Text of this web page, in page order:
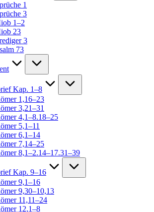
1
3
1–2
23
3
73
Kap. 1–8
1,16–23
3,21–31
4,1–8.18–25
5,1–11
6,1–14
7,14–25
8,1–2.14–17.31–39
Kap. 9–16
9,1–16
9,30–10,13
11,11–24
12,1–8